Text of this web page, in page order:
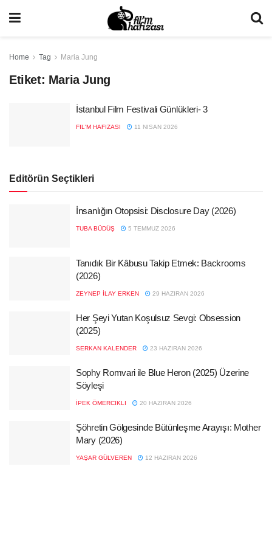
Home Tag Maria Jung
Etiket: Maria Jung
İstanbul Film Festivali Günlükleri- 3
FIL'M HAFIZASI 11 NISAN 2026
Editörün Seçtikleri
İnsanlığın Otopsisi: Disclosure Day (2026)
TUBA BÜDÜŞ 5 TEMMUZ 2026
Tanıdık Bir Kâbusu Takip Etmek: Backrooms
(2026)
ZEYNEP İLAY ERKEN 29 HAZIRAN 2026
Her Şeyi Yutan Koşulsuz Sevgi: Obsession
(2025)
SERKAN KALENDER 23 HAZIRAN 2026
Sophy Romvari ile Blue Heron (2025) Üzerine
Söyleşi
İPEK ÖMERCIKLI 20 HAZIRAN 2026
Şöhretin Gölgesinde Bütünleşme Arayışı: Mother
Mary (2026)
YAŞAR GÜLVEREN 12 HAZIRAN 2026